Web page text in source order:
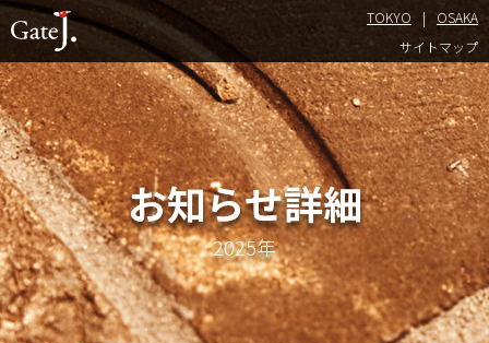
TOKYO
OSAKA
サイトマップ
お知らせ詳細
2025年
TOKYO